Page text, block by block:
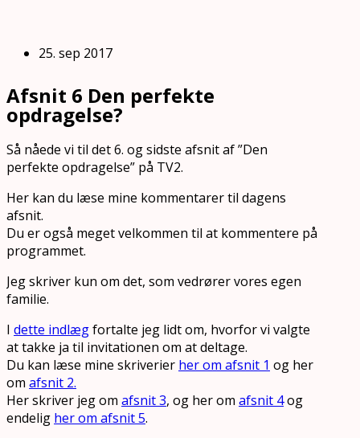
25. sep 2017
Afsnit 6 Den perfekte
opdragelse?
Så nåede vi til det 6. og sidste afsnit af ”Den
perfekte opdragelse” på TV2.
Her kan du læse mine kommentarer til dagens
afsnit.
Du er også meget velkommen til at kommentere på
programmet.
Jeg skriver kun om det, som vedrører vores egen
familie.
I dette indlægfortalte jeg lidt om, hvorfor vi valgte
at takke ja til invitationen om at deltage.
Du kan læse mine skriverier her om afsnit 1 og her
om afsnit 2.
Her skriver jeg om afsnit 3, og her om afsnit 4og
endelig her om afsnit 5.